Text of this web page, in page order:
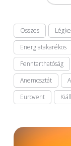
Összes
Energiatakarékos
Fenntarthatóság
Anemosztát
Eurovent